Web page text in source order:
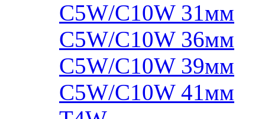
C5W/C10W 31мм
C5W/C10W 36мм
C5W/C10W 39мм
C5W/C10W 41мм